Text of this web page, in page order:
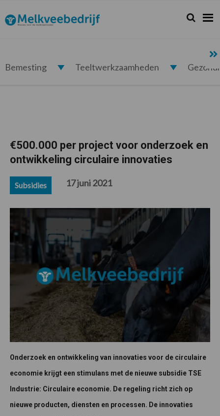
de
hoofdnavigatie
de
hoofd
de
eerste
de
voettekst
Melkveebedrijf.nl Zoeken...
Zoek
Bemesting Teeltwerkzaamheden
€500.000 per project voor onderzoek en
ontwikkeling circulaire innovaties
Subsidies 17 juni 2021
Onderzoek en ontwikkeling van innovaties voor de circulaire
economie krijgt een stimulans met de nieuwe subsidie TSE
Industrie: Circulaire economie. De regeling richt zich op
nieuwe producten, diensten en processen. De innovaties